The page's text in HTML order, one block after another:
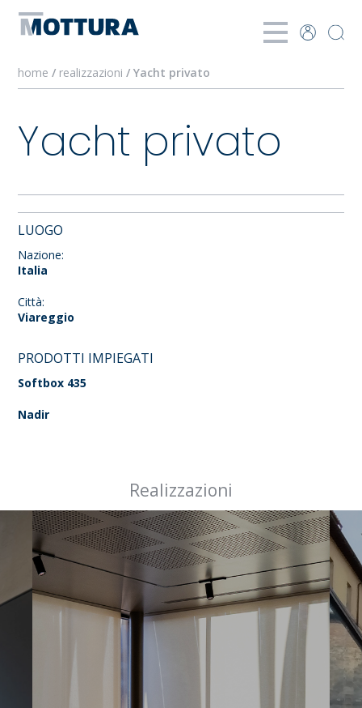
home / realizzazioni / Yacht privato
Yacht privato
LUOGO
Nazione:
Italia
Città:
Viareggio
PRODOTTI IMPIEGATI
Softbox 435
Nadir
Realizzazioni